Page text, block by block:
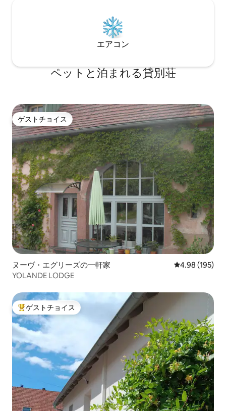
エアコン
ペットと泊まれる貸別荘
ゲストチョイス
ゲストチョイス
ヌーヴ・エグリーズの一軒家 レビュー195
4.98 (195)
YOLANDE LODGE
大好評のゲストチョイスです。
ゲストチョイス